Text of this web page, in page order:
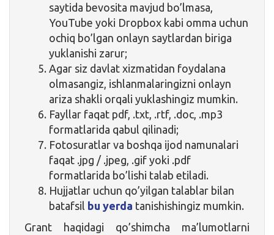
saytida bevosita mavjud bo’lmasa,
YouTube yoki Dropbox kabi omma uchun
ochiq bo’lgan onlayn saytlardan biriga
yuklanishi zarur;
Agar siz davlat xizmatidan foydalana
olmasangiz, ishlanmalaringizni onlayn
ariza shakli orqali yuklashingiz mumkin.
Fayllar faqat pdf, .txt, .rtf, .doc, .mp3
formatlarida qabul qilinadi;
Fotosuratlar va boshqa ijod namunalari
faqat .jpg / .jpeg, .gif yoki .pdf
formatlarida bo’lishi talab etiladi.
Hujjatlar uchun qo’yilgan talablar bilan
batafsil bu yerda tanishishingiz mumkin.
Grant haqidagi qo’shimcha ma’lumotlarni